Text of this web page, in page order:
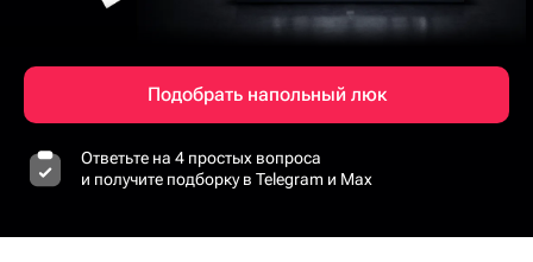
Подобрать напольный люк
Ответьте на 4 простых вопроса
и получите подборку в Telegram и Max